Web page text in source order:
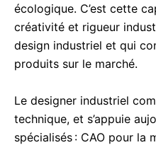
écologique. C’est cette
créativité et rigueur
design industriel et qui
produits sur le marché.
Le designer industriel
technique, et s’appuie
spécialisés : CAO pour la